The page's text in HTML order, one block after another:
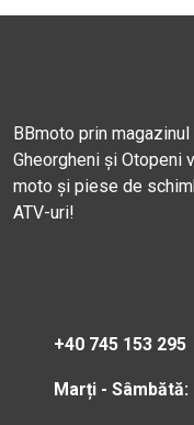
BBmoto prin
Gheorgheni și Otopeni
moto și piese de
ATV-uri!
+40 745 153 295
Marți - Sâmbătă: